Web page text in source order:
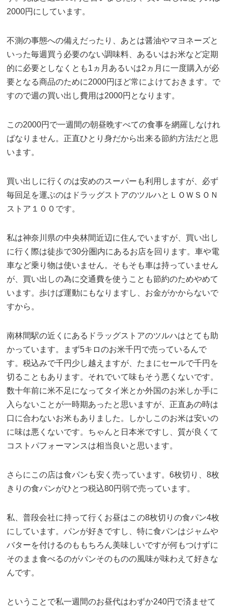
2000円にしています。
不測の事態への備えだったり、あとは醤油やマヨネーズと
いった毎週買う必要のない調味料、あるいはお米など定期
的に必要としなくとも1ヵ月あるいは2ヵ月に一度購入が必
要となる商品のために2000円ほど常によけておきます。で
すので週の買い出し費用は2000円となります。
この2000円で一週間の朝昼晩すべての食事を網羅しなけれ
ばなりません。正直ひとり身だから出来る節約方法だと思
います。
買い出しに行くのは安めのスーパーも利用しますが、必ず
毎回足を運ぶのはドラッグストアのツルハとＬＯＷＳＯＮ
ストア１００です。
私は神奈川県の中央林間近辺に住んでいますが、買い出し
に行く際は徒歩で30分圏内にあるお店を回ります。車や電
車など乗り物は使いません。そもそも車は持っていません
が、買い出しの為に交通費を使うことも節約のためやめて
います。歩けば運動にもなりますし、お金がかからないで
すから。
南林間駅の近くにあるドラッグストアのツルハはとても助
かっています。まず5キロのお米千円で売っているんで
す。税込みで千円少し越えますが、たまにセールで千円を
切ることもあります。それでいて味もそう悪くないです。
数十年前に米不足になってタイ米とか外国のお米しか手に
入らないことが一時期あったと思いますが、正直あの時は
口に合わないお米もありました。しかしこのお米は安いの
に味は悪くないです。ちゃんと日本米ですし、質が良くて
コストパフォーマンスは相当良いと思います。
さらにこの店は食パンも安く売っています。6枚切り、8枚
きりの食パンがひとつ税込80円弱で売っています。
私、普段会社に持って行くお昼はこの8枚切りの食パン4枚
にしています。パンが好きですし、特に食パンはジャムや
バターを付けるのももちろん美味しいですが何もつけずに
そのまま食べるのがパンそのものの風味が味わえて好きな
んです。
ということで私一週間のお昼代はわずか240円で済ませて